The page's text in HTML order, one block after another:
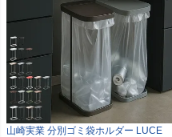
山崎実業 分別ゴミ袋ホルダー LUCE